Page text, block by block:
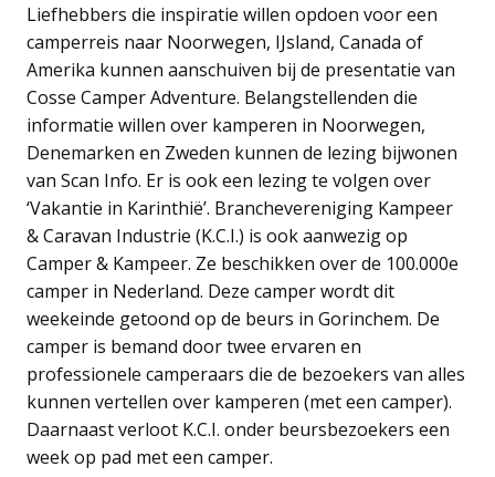
Liefhebbers die inspiratie willen opdoen voor een
camperreis naar Noorwegen, IJsland, Canada of
Amerika kunnen aanschuiven bij de presentatie van
Cosse Camper Adventure. Belangstellenden die
informatie willen over kamperen in Noorwegen,
Denemarken en Zweden kunnen de lezing bijwonen
van Scan Info. Er is ook een lezing te volgen over
‘Vakantie in Karinthië’. Branchevereniging Kampeer
& Caravan Industrie (K.C.I.) is ook aanwezig op
Camper & Kampeer. Ze beschikken over de 100.000e
camper in Nederland. Deze camper wordt dit
weekeinde getoond op de beurs in Gorinchem. De
camper is bemand door twee ervaren en
professionele camperaars die de bezoekers van alles
kunnen vertellen over kamperen (met een camper).
Daarnaast verloot K.C.I. onder beursbezoekers een
week op pad met een camper.